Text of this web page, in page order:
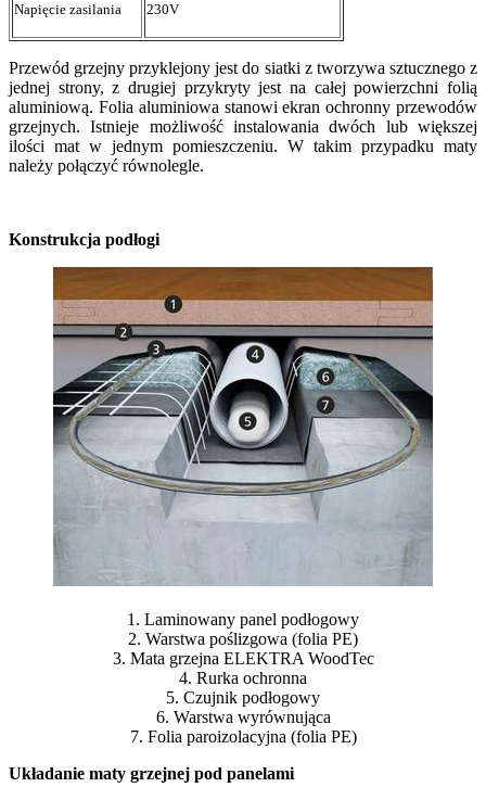
Napięcie zasilania 230V
Przewód grzejny przyklejony jest do siatki z tworzywa sztucznego z
jednej strony, z drugiej przykryty jest na całej powierzchni folią
aluminiową. Folia aluminiowa stanowi ekran ochronny przewodów
grzejnych. Istnieje możliwość instalowania dwóch lub większej
ilości mat w jednym pomieszczeniu. W takim przypadku maty
należy połączyć równolegle.
Konstrukcja podłogi
1. Laminowany panel podłogowy
2. Warstwa poślizgowa (folia PE)
3. Mata grzejna ELEKTRA WoodTec
4. Rurka ochronna
5. Czujnik podłogowy
6. Warstwa wyrównująca
7. Folia paroizolacyjna (folia PE)
Układanie maty grzejnej pod panelami